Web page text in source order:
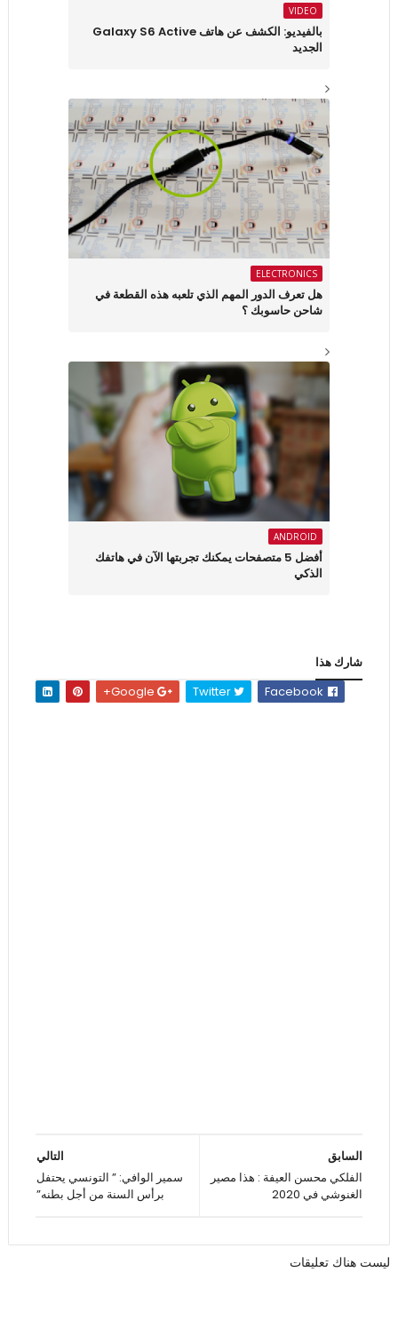
VIDEO
بالفيديو: الكشف عن هاتف Galaxy S6 Active
الجديد
ELECTRONICS
هل تعرف الدور المهم الذي تلعبه هذه القطعة في
شاحن حاسوبك ؟
ANDROID
أفضل 5 متصفحات يمكنك تجربتها الآن في هاتفك
الذكي
شارك هذا
Twitter
التالي
سمير الوافي: ” التونسي يحتفل
برأس السنة من أجل بطنه”
السابق
الفلكي محسن العيفة : هذا مصير
الغنوشي في 2020
ليست هناك تعليقات